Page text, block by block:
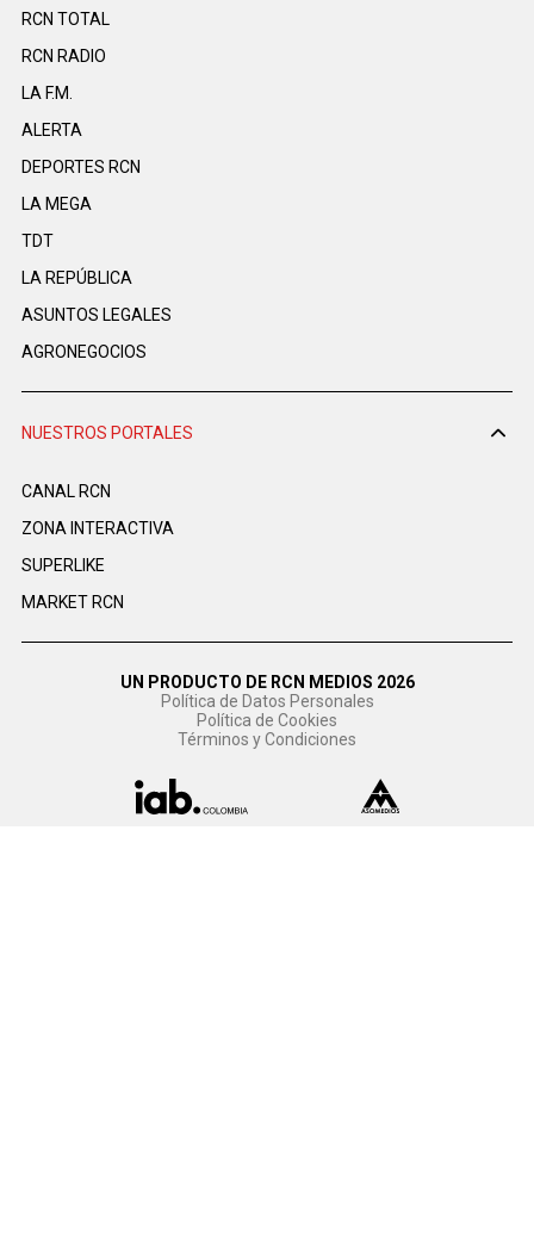
RCN TOTAL
RCN RADIO
LA F.M.
ALERTA
DEPORTES RCN
LA MEGA
TDT
LA REPÚBLICA
ASUNTOS LEGALES
AGRONEGOCIOS
NUESTROS PORTALES
CANAL RCN
ZONA INTERACTIVA
SUPERLIKE
MARKET RCN
UN PRODUCTO DE RCN MEDIOS 2026
Política de Datos Personales
Política de Cookies
Términos y Condiciones